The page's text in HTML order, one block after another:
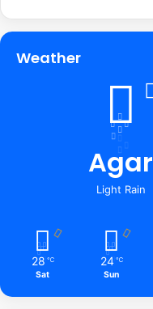
Weather
Agar
Light Rain
28 ℃
Sat
24 ℃
Sun